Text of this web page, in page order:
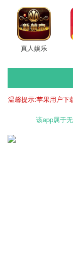
真人娱乐
温馨提示:苹果用户下
该app属于